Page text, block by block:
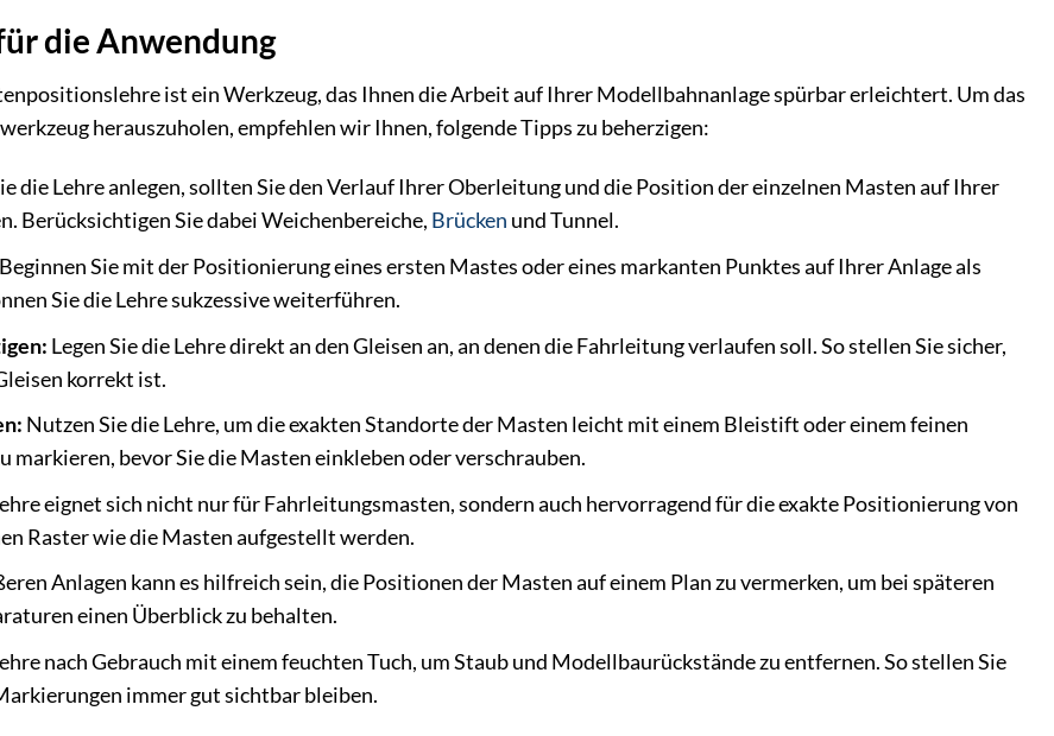
die Anwendung
ist ein Werkzeug, das Ihnen die Arbeit auf Ihrer Modellbahnanlage spürbar erleichtert. Um das
herauszuholen, empfehlen wir Ihnen, folgende Tipps zu beherzigen:
die Lehre anlegen, sollten Sie den Verlauf Ihrer Oberleitung und die Position der einzelnen Masten auf Ihrer
Berücksichtigen Sie dabei Weichenbereiche, Brücken und Tunnel.
Beginnen Sie mit der Positionierung eines ersten Mastes oder eines markanten Punktes auf Ihrer Anlage als
Sie die Lehre sukzessive weiterführen.
Legen Sie die Lehre direkt an den Gleisen an, an denen die Fahrleitung verlaufen soll. So stellen Sie sicher,
korrekt ist.
Nutzen Sie die Lehre, um die exakten Standorte der Masten leicht mit einem Bleistift oder einem feinen
markieren, bevor Sie die Masten einkleben oder verschrauben.
eignet sich nicht nur für Fahrleitungsmasten, sondern auch hervorragend für die exakte Positionierung von
Raster wie die Masten aufgestellt werden.
Anlagen kann es hilfreich sein, die Positionen der Masten auf einem Plan zu vermerken, um bei späteren
einen Überblick zu behalten.
nach Gebrauch mit einem feuchten Tuch, um Staub und Modellbaurückstände zu entfernen. So stellen Sie
immer gut sichtbar bleiben.